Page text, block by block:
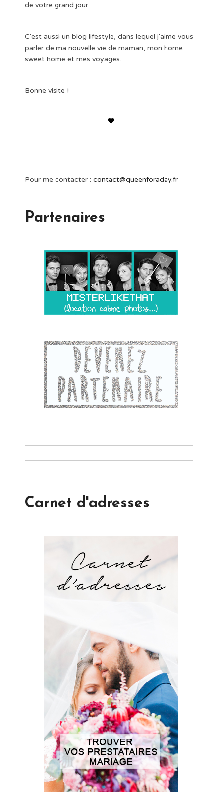
de votre grand jour.
C'est aussi un blog lifestyle, dans lequel j'aime vous
parler de ma nouvelle vie de maman, mon home
sweet home et mes voyages.
Bonne visite !
Pour me contacter : contact@queenforaday.fr
Partenaires
Carnet d'adresses